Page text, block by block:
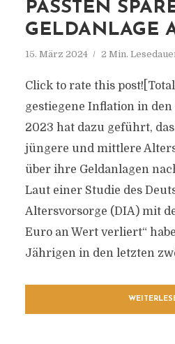
PASSTEN
GELDANLAGE
15. März 2024 2 Min.
Click to rate this
gestiegene Inflation in
2023 hat dazu geführt,
jüngere und mittlere
über ihre Geldanlagen
Laut einer Studie des
Altersvorsorge (DIA) mit
Euro an Wert verliert“
Jährigen in den letzten